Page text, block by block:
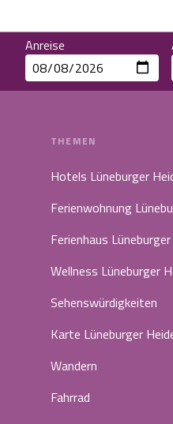
Anreise
THEMEN
Hotels Lüneburger
Ferienwohnung
Ferienhaus
Wellness Lüneburger
Sehenswürdigkeiten
Karte Lüneburger
Wandern
Fahrrad